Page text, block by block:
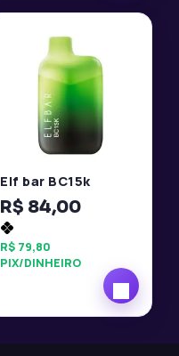
Elf bar BC15k
R$ 84,00
R$ 79,80
PIX/DINHEIRO